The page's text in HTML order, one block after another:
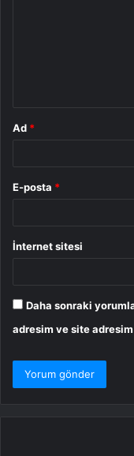
Ad *
E-posta *
İnternet sitesi
Daha sonraki
adresim ve site